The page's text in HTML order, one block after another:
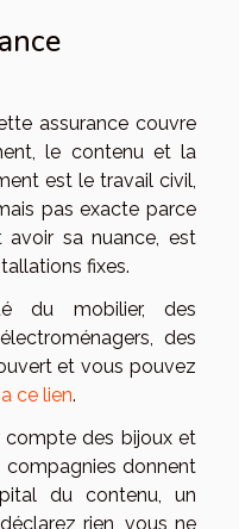
assurance couvre
le contenu et la
est le travail civil,
pas exacte parce
avoir sa nuance, est
fixes.
du mobilier, des
des
et vous pouvez
ce lien.
compte des bijoux et
compagnies donnent
du contenu, un
rien, vous ne